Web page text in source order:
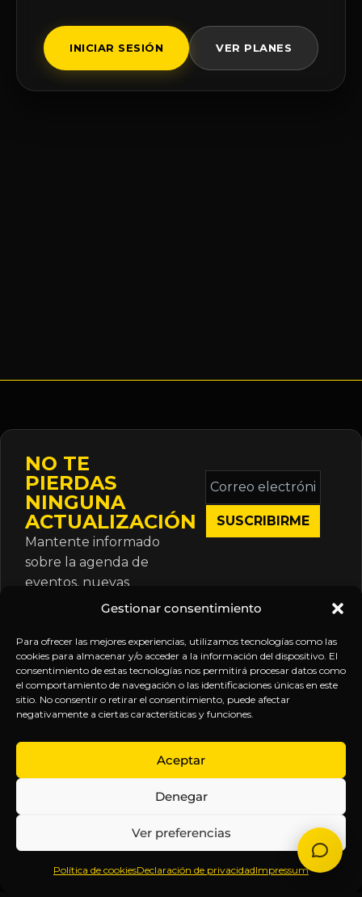
Gestionar consentimiento
Para ofrecer las mejores experiencias, utilizamos tecnologías como las
cookies para almacenar y/o acceder a la información del dispositivo. El
consentimiento de estas tecnologías nos permitirá procesar datos como
el comportamiento de navegación o las identificaciones únicas en este
sitio. No consentir o retirar el consentimiento, puede afectar
negativamente a ciertas características y funciones.
Aceptar
Denegar
Ver preferencias
Política de cookiesDeclaración de privacidadImpressum
INICIAR SESIÓN VER PLANES
NO TE
PIERDAS
NINGUNA
ACTUALIZACIÓN
Mantente informado
sobre la agenda de
eventos, nuevas
publicaciones y
suscripción.
Correo
electrónico
*
Inteligencia
Anticipándonos
EXPLORA
Inicio
Sobre
Contenido
Webinars
LEGAL
Política
de
Términos y
Aviso
SÍGUENOS